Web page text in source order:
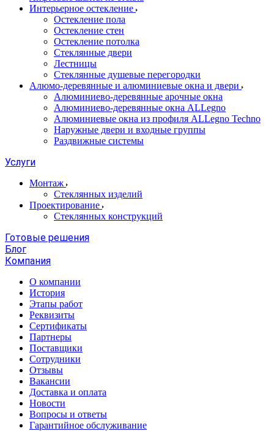
Интерьерное остекление
Остекление пола
Остекление стен
Остекление потолка
Стеклянные двери
Лестницы
Стеклянные душевые перегородки
Алюмо-деревянные и алюминиевые окна и двери
Алюминиево-деревянные арочные окна
Алюминиево-деревянные окна ALLegno
Алюминиевые окна из профиля ALLegno Techno
Наружные двери и входные группы
Раздвижные системы
Услуги
Монтаж
Стеклянных изделий
Проектирование
Стеклянных конструкций
Готовые решения
Блог
Компания
О компании
История
Этапы работ
Реквизиты
Сертификаты
Партнеры
Поставщики
Сотрудники
Отзывы
Вакансии
Доставка и оплата
Новости
Вопросы и ответы
Гарантийное обслуживание